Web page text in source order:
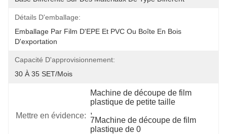
Détails D'emballage:
Emballage Par Film D'EPE Et PVC Ou Boîte En Bois
D'exportation
Capacité D'approvisionnement:
30 À 35 SET/mois
Mettre en évidence:
Machine de découpe de film
plastique de petite taille
,
7Machine de découpe de film
plastique de 0